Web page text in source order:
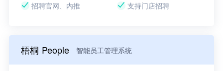
招聘官网、内推
支持门店招聘
梧桐 People 智能员工管理系统